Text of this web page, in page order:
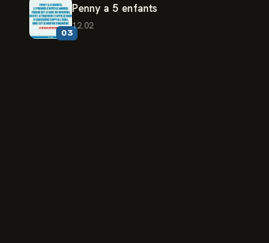
03
Penny a 5 enfants
12.02